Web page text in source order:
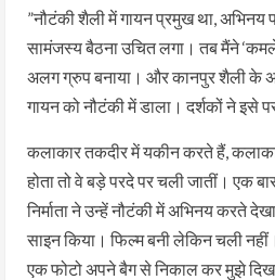
”नौटंकी शैली में गायन प्रमुख था, अभिनय
सामंजस्य बैठना उचित लगा। तब मैंने
अलग ग्रुप बनाया। और कानपुर शैली के
गायन को नौटंकी में डाला। दर्शकों ने इसे
कलाकार तकदीर में यकीन करते हैं,
होता तो वे बड़े परदे पर चली जातीं। एक
निर्माता ने उन्हें नौटंकी में अभिनय करते
साइन किया। फिल्म बनी लेकिन चली
एक फोटो अपने बैग से निकाल कर मुझे